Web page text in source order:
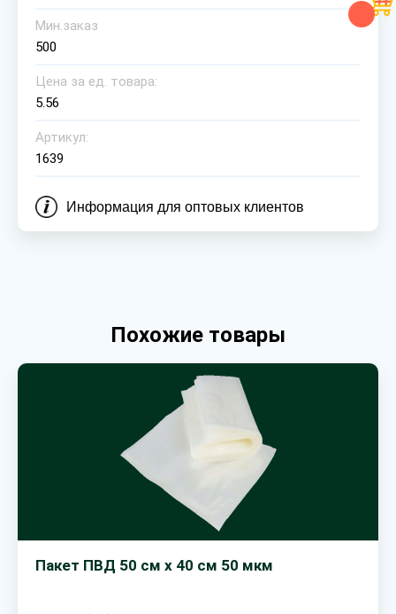
Мин.заказ
500
Цена за ед. товара:
5.56
Артикул:
1639
Информация для оптовых клиентов
Похожие товары
Пакет ПВД 50 см х 40 см 50 мкм